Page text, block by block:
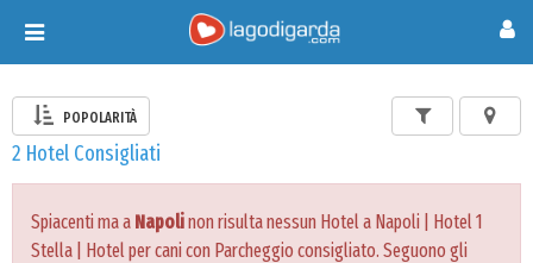
Toggle
navigation
POPOLARITÀ
2 Hotel Consigliati
Spiacenti ma a Napolinon risulta nessun Hotel a Napoli | Hotel 1
Stella | Hotel per cani con Parcheggio consigliato. Seguono gli